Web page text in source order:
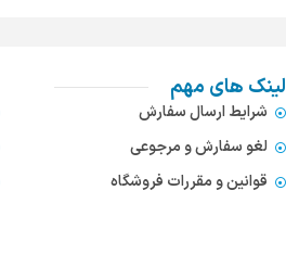
لینک های مهم
شرایط ارسال سفارش
لغو سفارش و مرجوعی
قوانین و مقررات فروشگاه